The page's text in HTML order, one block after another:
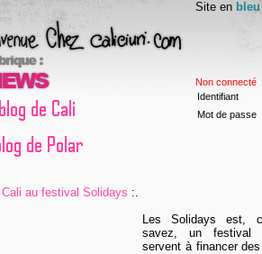
Site en bleu
Non connecté
Identifiant
Mot de passe
Cali au festival Solidays :.
Les Solidays est,
savez, un festival
servent à financer